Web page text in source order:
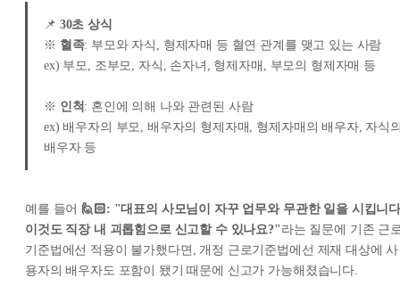
📌 30초 상식
※ 혈족: 부모와 자식, 형제자매 등 혈연 관계를 맺고 있는 사람
ex) 부모, 조부모, 자식, 손자녀, 형제자매, 부모의 형제자매 등
※ 인척 : 혼인에 의해 나와 관련된 사람
ex) 배우자의 부모, 배우자의 형제자매, 형제자매의 배우자, 자식
배우자 등
예를 들어 🙋🏻: "대표의 사모님이 자꾸 업무와 무관한 일을 시킵니
이것도 직장 내 괴롭힘으로 신고할 수 있나요?" 라는 질문에 기존 근
기준법에선 적용이 불가했다면, 개정 근로기준법에선 제재 대상에 사
용자의 배우자도 포함이 됐기 때문에 신고가 가능해졌습니다.